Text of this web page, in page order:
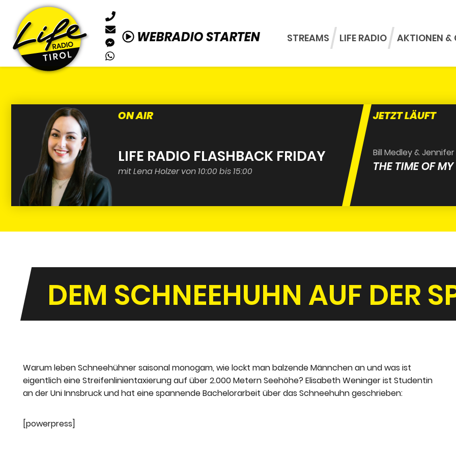
WEBRADIO STARTEN STREAMS LIFE RADIO AKTIONEN &
ON AIR
LIFE RADIO FLASHBACK FRIDAY
mit Lena Holzer von 10:00 bis 15:00
JETZT LÄUFT
Bill Medley &
THE TIME OF MY
DEM SCHNEEHUHN AUF DER
Warum leben Schneehühner saisonal monogam, wie lockt man balzende Männchen an und was ist
eigentlich eine Streifenlinientaxierung auf über 2.000 Metern Seehöhe? Elisabeth Weninger ist Studentin
an der Uni Innsbruck und hat eine spannende Bachelorarbeit über das Schneehuhn geschrieben:
[powerpress]